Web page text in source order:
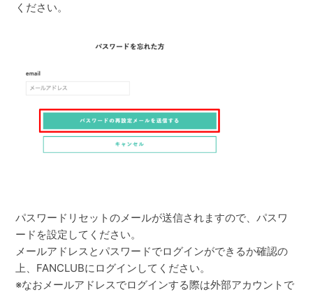
ください。
パスワードリセットのメールが送信されますので、パスワ
ードを設定してください。
メールアドレスとパスワードでログインができるか確認の
上、FANCLUBにログインしてください。
※なおメールアドレスでログインする際は外部アカウントで